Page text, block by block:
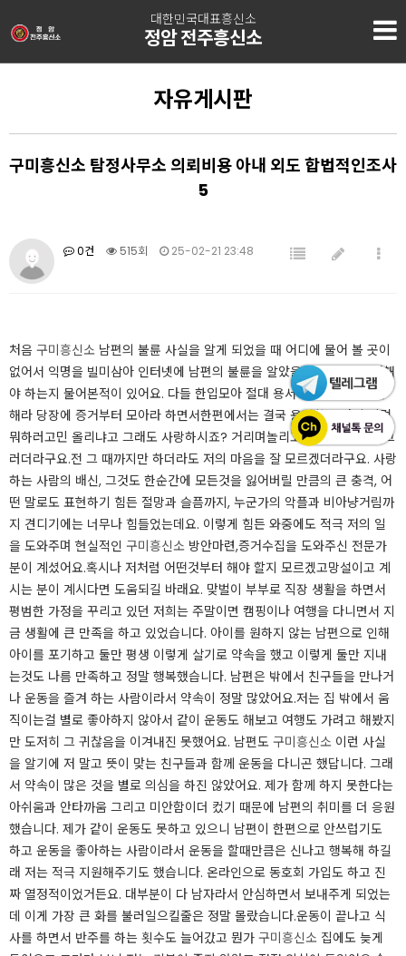
대한민국대표흥신소
정암 전주흥신소
자유게시판
구미흥신소 탐정사무소 의뢰비용 아내 외도 합법적인조사
5
0건 515회 25-02-21 23:48
​처음 구미흥신소 남편의 불륜 사실을 알게 되었을 때 어디에 물어 볼 곳이
없어서 익명을 빌미삼아 인터넷에 남편의 불륜을 알았을 때 어떻게 대처해
야 하는지 물어본적이 있어요. 다들 한입모아 절대 용서하지 말아라 이혼
해라 당장에 증거부터 모아라 하면서한편에서는 결국 용서하고 다시 살걸
뭐하러고민 올리냐고 그래도 사랑하시죠? 거리며놀리고 비아냥 거리고 그
러더라구요.​​전 그 때까지만 하더라도 저의 마음을 잘 모르겠더라구요. 사랑
하는 사람의 배신, 그것도 한순간에 모든것을 잃어버릴 만큼의 큰 충격, 어
떤 말로도 표현하기 힘든 절망과 슬픔까지, 누군가의 악플과 비아냥거림까
지 견디기에는 너무나 힘들었는데요. 이렇게 힘든 와중에도 적극 저의 일
을 도와주며 현실적인 구미흥신소 방안마련,증거수집을 도와주신 전문가
분이 계셨어요.혹시나 저처럼 어떤것부터 해야 할지 모르겠고망설이고 계
시는 분이 계시다면 도움되길 바래요.​ 맞벌이 부부로 직장 생활을 하면서
평범한 가정을 꾸리고 있던 저희는 주말이면 캠핑이나 여행을 다니면서 지
금 생활에 큰 만족을 하고 있었습니다. 아이를 원하지 않는 남편으로 인해
아이를 포기하고 둘만 평생 이렇게 살기로 약속을 했고 이렇게 둘만 지내
는것도 나름 만족하고 정말 행복했습니다. 남편은 밖에서 친구들을 만나거
나 운동을 즐겨 하는 사람이라서 약속이 정말 많았어요.저는 집 밖에서 움
직이는걸 별로 좋아하지 않아서 같이 운동도 해보고 여행도 가려고 해봤지
만 도저히 그 귀찮음을 이겨내진 못했어요. 남편도 구미흥신소 이런 사실
을 알기에 저 말고 뜻이 맞는 친구들과 함께 운동을 다니곤 했답니다. 그래
서 약속이 많은 것을 별로 의심을 하진 않았어요. 제가 함께 하지 못한다는
아쉬움과 안타까움 그리고 미안함이더 컸기 때문에 남편의 취미를 더 응원
했습니다.​ 제가 같이 운동도 못하고 있으니 남편이 한편으로 안쓰럽기도
하고 운동을 좋아하는 사람이라서 운동을 할때만큼은 신나고 행복해 하길
래 저는 적극 지원해주기도 했습니다. 온라인으로 동호회 가입도 하고 진
짜 열정적이었거든요. 대부분이 다 남자라서 안심하면서 보내주게 되었는
데 이게 가장 큰 화를 불러일으킬줄은 정말 몰랐습니다.운동이 끝나고 식
사를 하면서 반주를 하는 횟수도 늘어갔고 뭔가 구미흥신소 집에도 늦게